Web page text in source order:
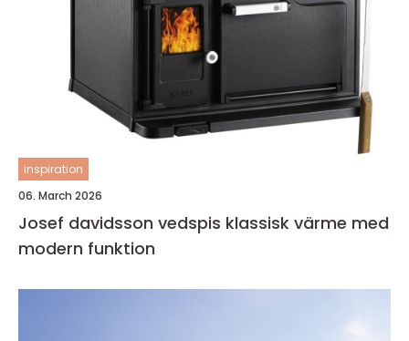
inspiration
06. March 2026
Josef davidsson vedspis klassisk värme med
modern funktion